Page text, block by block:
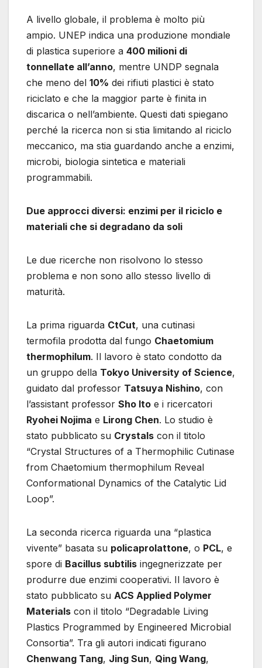
A livello globale, il problema è molto più
ampio. UNEP indica una produzione mondiale
di plastica superiore a 400 milioni di
tonnellate all’anno, mentre UNDP segnala
che meno del 10% dei rifiuti plastici è stato
riciclato e che la maggior parte è finita in
discarica o nell’ambiente. Questi dati spiegano
perché la ricerca non si stia limitando al riciclo
meccanico, ma stia guardando anche a enzimi,
microbi, biologia sintetica e materiali
programmabili.
Due approcci diversi: enzimi per il riciclo e
materiali che si degradano da soli
Le due ricerche non risolvono lo stesso
problema e non sono allo stesso livello di
maturità.
La prima riguarda CtCut, una cutinasi
termofila prodotta dal fungo Chaetomium
thermophilum. Il lavoro è stato condotto da
un gruppo della Tokyo University of Science,
guidato dal professor Tatsuya Nishino, con
l’assistant professor Sho Ito e i ricercatori
Ryohei Nojima e Lirong Chen. Lo studio è
stato pubblicato su Crystals con il titolo
“Crystal Structures of a Thermophilic Cutinase
from Chaetomium thermophilum Reveal
Conformational Dynamics of the Catalytic Lid
Loop”.
La seconda ricerca riguarda una “plastica
vivente” basata su policaprolattone, o PCL, e
spore di Bacillus subtilis ingegnerizzate per
produrre due enzimi cooperativi. Il lavoro è
stato pubblicato su ACS Applied Polymer
Materials con il titolo “Degradable Living
Plastics Programmed by Engineered Microbial
Consortia”. Tra gli autori indicati figurano
Chenwang Tang, Jing Sun, Qing Wang,